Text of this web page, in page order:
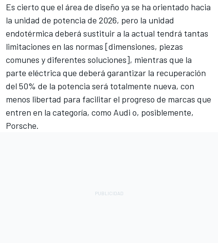
Es cierto que el área de diseño ya se ha orientado hacia
la unidad de potencia de 2026, pero la unidad
endotérmica deberá sustituir a la actual tendrá tantas
limitaciones en las normas [dimensiones, piezas
comunes y diferentes soluciones], mientras que la
parte eléctrica que deberá garantizar la recuperación
del 50% de la potencia será totalmente nueva, con
menos libertad para facilitar el progreso de marcas que
entren en la categoría, como Audi o, posiblemente,
Porsche.